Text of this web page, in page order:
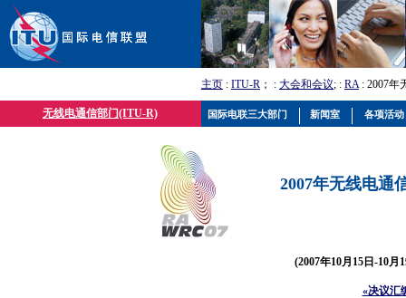
主页 : ITU-R ； : 大会和会议; : RA: 2007年
无线电通信部门(ITU-R)
2007年无线电通
(2007年10月15日-10月
«决议汇
国际电联三大部门 新闻室 各项活动